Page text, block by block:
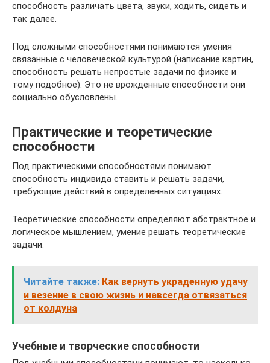
способность различать цвета, звуки, ходить, сидеть и
так далее.
Под сложными способностями понимаются умения
связанные с человеческой культурой (написание картин,
способность решать непростые задачи по физике и
тому подобное). Это не врожденные способности они
социально обусловлены.
Практические и теоретические
способности
Под практическими способностями понимают
способность индивида ставить и решать задачи,
требующие действий в определенных ситуациях.
Теоретические способности определяют абстрактное и
логическое мышлением, умение решать теоретические
задачи.
Читайте также: Как вернуть украденную удачу
и везение в свою жизнь и навсегда отвязаться
от колдуна
Учебные и творческие способности